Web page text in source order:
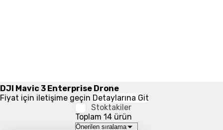
DJI Mavic 3 Enterprise Drone
Fiyat için iletişime geçin Detaylarına Git
Stoktakiler
Toplam 14 ürün